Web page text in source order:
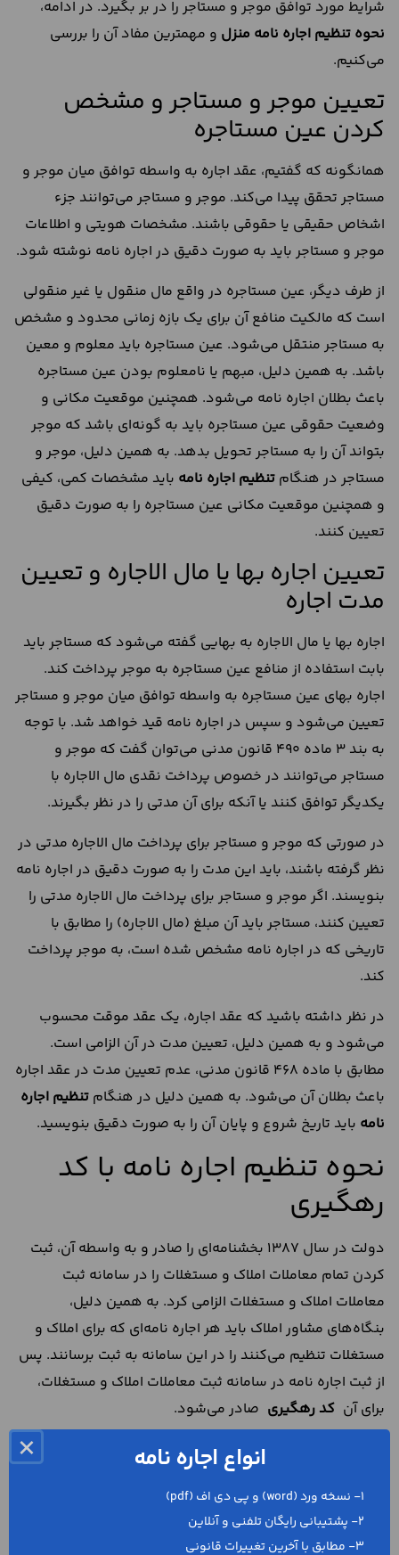
شرایط مورد توافق موجر و مستاجر را در بر بگیرد. در ادامه،
نحوه تنظیم اجاره نامه منزل و مهمترین مفاد آن را بررسی
می‌کنیم.
تعیین موجر و مستاجر و مشخص
کردن عین مستاجره
همانگونه که گفتیم، عقد اجاره به واسطه توافق میان موجر و
مستاجر تحقق پیدا می‌کند. موجر و مستاجر می‌توانند جزء
اشخاص حقیقی یا حقوقی باشند. مشخصات هویتی و اطلاعات
موجر و مستاجر باید به صورت دقیق در اجاره نامه نوشته شود.
از طرف دیگر، عین مستاجره در واقع مال منقول یا غیر منقولی
است که مالکیت منافع آن برای یک بازه زمانی محدود و مشخص
به مستاجر منتقل می‌شود. عین مستاجره باید معلوم و معین
باشد. به همین دلیل، مبهم یا نامعلوم بودن عین مستاجره
باعث بطلان اجاره نامه می‌شود. همچنین موقعیت مکانی و
وضعیت حقوقی عین مستاجره باید به گونه‌ای باشد که موجر
بتواند آن را به مستاجر تحویل بدهد. به همین دلیل، موجر و
مستاجر در هنگام تنظیم اجاره نامه باید مشخصات کمی، کیفی
و همچنین موقعیت مکانی عین مستاجره را به صورت دقیق
تعیین کنند.
تعیین اجاره بها یا مال الاجاره و تعیین
مدت اجاره
اجاره بها یا مال الاجاره به بهایی گفته می‌شود که مستاجر باید
بابت استفاده از منافع عین مستاجره به موجر پرداخت کند.
اجاره بهای عین مستاجره به واسطه توافق میان موجر و مستاجر
تعیین می‌شود و سپس در اجاره نامه قید خواهد شد. با توجه
به بند 3 ماده 490 قانون مدنی می‌توان گفت که موجر و
مستاجر می‌توانند در خصوص پرداخت نقدی مال الاجاره با
یکدیگر توافق کنند یا آنکه برای آن مدتی را در نظر بگیرند.
در صورتی که موجر و مستاجر برای پرداخت مال الاجاره مدتی در
نظر گرفته باشند، باید این مدت را به صورت دقیق در اجاره نامه
بنویسند. اگر موجر و مستاجر برای پرداخت مال الاجاره مدتی را
تعیین کنند، مستاجر باید آن مبلغ (مال الاجاره) را مطابق با
تاریخی که در اجاره نامه مشخص شده است، به موجر پرداخت
کند.
در نظر داشته باشید که عقد اجاره، یک عقد موقت محسوب
می‌شود و به همین دلیل، تعیین مدت در آن الزامی است.
مطابق با ماده 468 قانون مدنی، عدم تعیین مدت در عقد اجاره
باعث بطلان آن می‌شود. به همین دلیل در هنگام تنظیم اجاره
نامه باید تاریخ شروع و پایان آن را به صورت دقیق بنویسید.
نحوه تنظیم اجاره نامه با کد
رهگیری
دولت در سال 1387 بخشنامه‌ای را صادر و به واسطه آن، ثبت
کردن تمام معاملات املاک و مستغلات را در سامانه ثبت
معاملات املاک و مستغلات الزامی کرد. به همین دلیل،
بنگاه‌های مشاور املاک باید هر اجاره نامه‌ای که برای املاک و
مستغلات تنظیم می‌کنند را در این سامانه به ثبت برسانند. پس
از ثبت اجاره نامه در سامانه ثبت معاملات املاک و مستغلات،
برای آن کد رهگیری صادر می‌شود.
صدور کد رهگیری برای اجاره نامه، این نکته را به اثبات
می‌رساند که موجر، عین مستاجره را به صورت هم زمان به
شخص دیگری اجاره نداده است. بنابراین می‌توان گفت که
موجر و مستاجر برای تنظیمتنظیم اجاره نامه با کد رهگیری
× انواع اجاره نامه
1- نسخه ورد (word) و پی دی اف (pdf)
2- پشتیبانی رایگان تلفنی و آنلاین
3- مطابق با آخرین تغییرات قانونی